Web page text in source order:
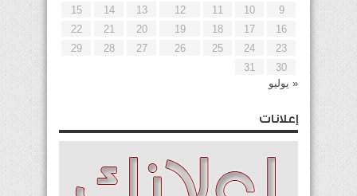
9
10
11
12
13
14
15
16
17
18
19
20
21
22
23
24
25
26
27
28
29
30
31
« يوليو
إعلانات